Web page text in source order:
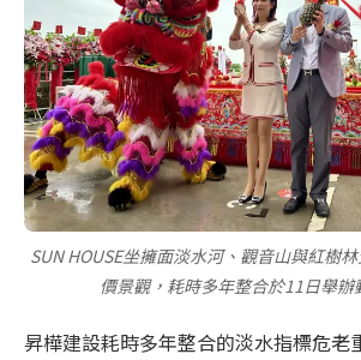
SUN HOUSE坐擁面淡水河、觀音山與紅樹
價景觀，耗時多年整合於11日舉辦
昇樺建設耗時多年整合的淡水指標危老